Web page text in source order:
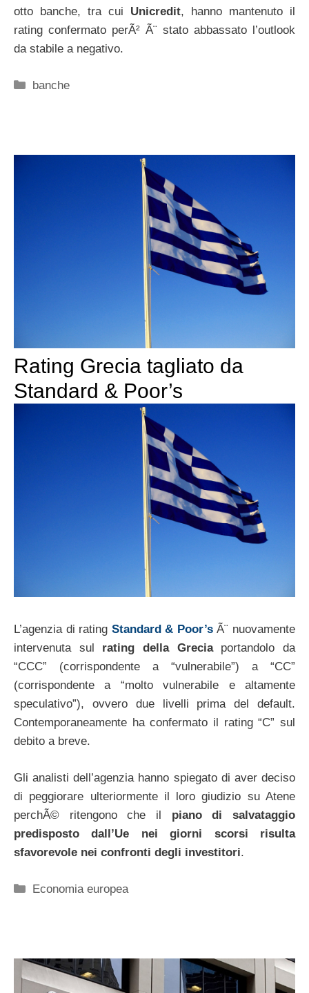
otto banche, tra cui Unicredit, hanno mantenuto il
rating confermato perÃ² Ã¨ stato abbassato l’outlook
da stabile a negativo.
Categorie
banche
Rating Grecia tagliato da
Standard & Poor’s
L’agenzia di rating Standard & Poor’sÃ¨ nuovamente
intervenuta sul rating della Greciaportandolo da
“CCC” (corrispondente a “vulnerabile”) a “CC”
(corrispondente a “molto vulnerabile e altamente
speculativo”), ovvero due livelli prima del default.
Contemporaneamente ha confermato il rating “C” sul
debito a breve.
Gli analisti dell’agenzia hanno spiegato di aver deciso
di peggiorare ulteriormente il loro giudizio su Atene
perchÃ© ritengono che il piano di salvataggio
predisposto dall’Ue nei giorni scorsi risulta
sfavorevole nei confronti degli investitori.
Categorie
Economia europea